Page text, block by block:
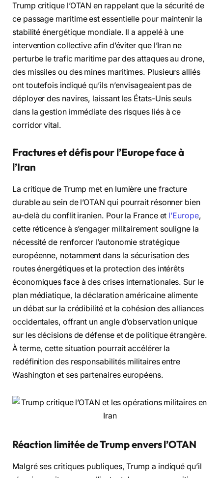
Trump critique l’OTAN en rappelant que la sécurité de
ce passage maritime est essentielle pour maintenir la
stabilité énergétique mondiale. Il a appelé à une
intervention collective afin d’éviter que l’Iran ne
perturbe le trafic maritime par des attaques au drone,
des missiles ou des mines maritimes. Plusieurs alliés
ont toutefois indiqué qu’ils n’envisageaient pas de
déployer des navires, laissant les États-Unis seuls
dans la gestion immédiate des risques liés à ce
corridor vital.
Fractures et défis pour l’Europe face à
l’Iran
La critique de Trump met en lumière une fracture
durable au sein de l’OTAN qui pourrait résonner bien
au-delà du conflit iranien. Pour la France et l’Europe,
cette réticence à s’engager militairement souligne la
nécessité de renforcer l’autonomie stratégique
européenne, notamment dans la sécurisation des
routes énergétiques et la protection des intérêts
économiques face à des crises internationales. Sur le
plan médiatique, la déclaration américaine alimente
un débat sur la crédibilité et la cohésion des alliances
occidentales, offrant un angle d’observation unique
sur les décisions de défense et de politique étrangère.
À terme, cette situation pourrait accélérer la
redéfinition des responsabilités militaires entre
Washington et ses partenaires européens.
Réaction limitée de Trump envers l’OTAN
Malgré ses critiques publiques, Trump a indiqué qu’il